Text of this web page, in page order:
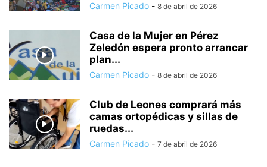
Carmen Picado - 8 de abril de 2026
Casa de la Mujer en Pérez
Zeledón espera pronto arrancar
plan...
Carmen Picado - 8 de abril de 2026
Club de Leones comprará más
camas ortopédicas y sillas de
ruedas...
Carmen Picado - 7 de abril de 2026